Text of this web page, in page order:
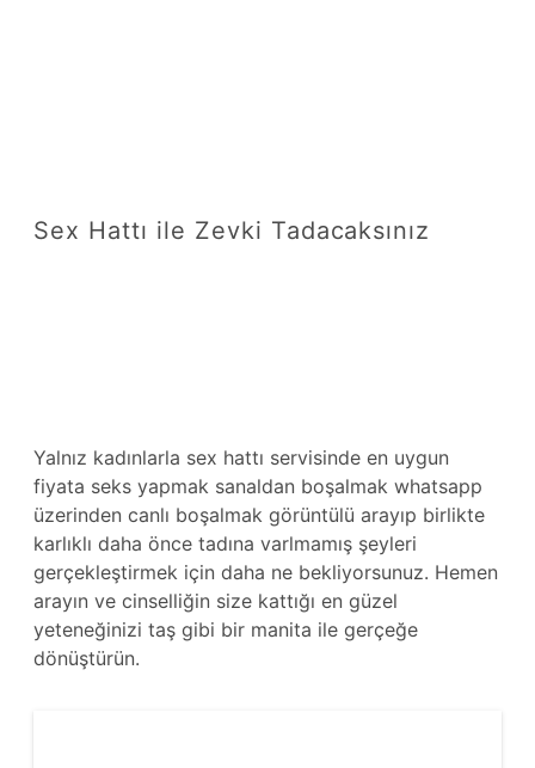
Sex Hattı ile Zevki Tadacaksınız
Yalnız kadınlarla sex hattı servisinde en uygun
fiyata seks yapmak sanaldan boşalmak whatsapp
üzerinden canlı boşalmak görüntülü arayıp birlikte
karlıklı daha önce tadına varlmamış şeyleri
gerçekleştirmek için daha ne bekliyorsunuz. Hemen
arayın ve cinselliğin size kattığı en güzel
yeteneğinizi taş gibi bir manita ile gerçeğe
dönüştürün.